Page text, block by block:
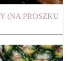
(NA PROSZKU